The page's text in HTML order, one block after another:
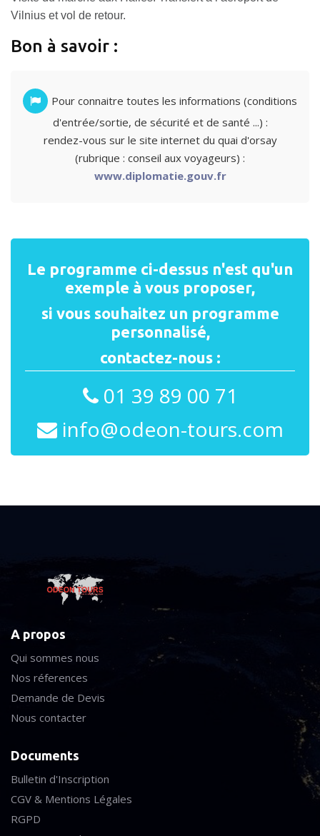
Vilnius et vol de retour.
Bon à savoir :
Pour connaitre toutes les informations (conditions
d'entrée/sortie, de sécurité et de santé ...) :
rendez-vous sur le site internet du quai d'orsay
(rubrique : conseil aux voyageurs) :
www.diplomatie.gouv.fr
Le programme ci-dessus n'est qu'un
exemple à vous proposer,
si vous souhaitez un programme
personnalisé,
contactez-nous :
01 39 89 00 71
info@odeon-tours.com
A propos
Qui sommes nous
Nos réferences
Demande de Devis
Nous contacter
Documents
Bulletin d'Inscription
CGV & Mentions Légales
RGPD